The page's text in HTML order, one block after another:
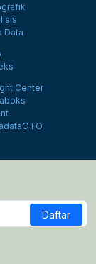
Data
Center
Daftar
on Instagram
us on